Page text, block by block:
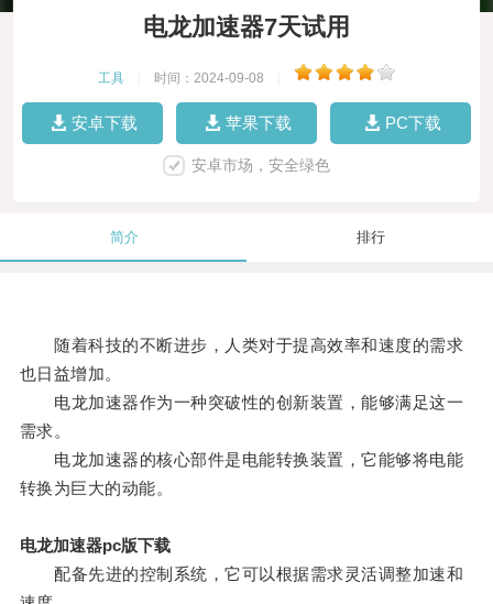
电龙加速器7天试用
工具 时间：2024-09-08
安卓下载 苹果下载 PC下载
安卓市场，安全绿色
简介 排行
随着科技的不断进步，人类对于提高效率和速度的需求
也日益增加。
电龙加速器作为一种突破性的创新装置，能够满足这一
需求。
电龙加速器的核心部件是电能转换装置，它能够将电能
转换为巨大的动能。
电龙加速器pc版下载
配备先进的控制系统，它可以根据需求灵活调整加速和